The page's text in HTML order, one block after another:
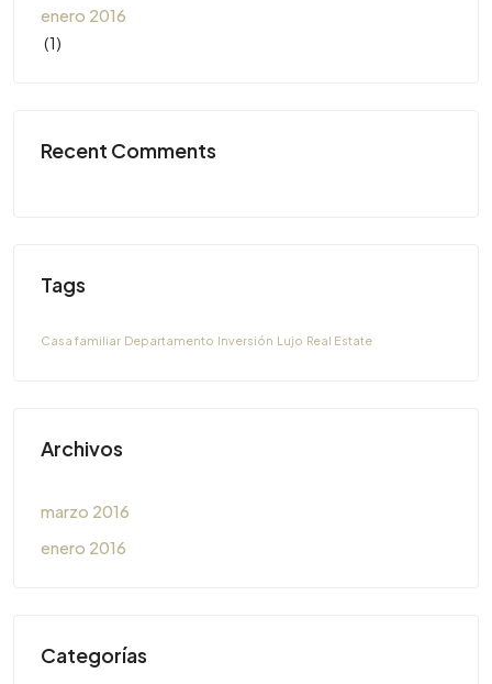
enero 2016
(1)
Recent Comments
Tags
Casa familiar Departamento Inversión Lujo Real Estate
Archivos
marzo 2016
enero 2016
Categorías